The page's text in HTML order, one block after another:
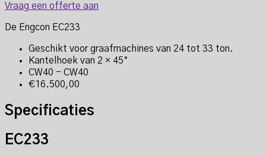
Vraag een offerte aan
De Engcon EC233
Geschikt voor graafmachines van 24 tot 33 ton.
Kantelhoek van 2 × 45°
CW40 - CW40
€16.500,00
Specificaties
EC233